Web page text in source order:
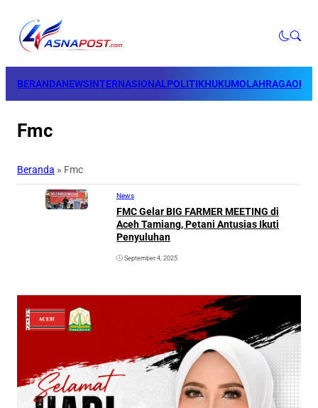
BERANDANEWSINTERNASIONALPOLITIKHUKUMOLAHRAGAOPINI
Fmc
Beranda » Fmc
News
FMC Gelar BIG FARMER MEETING di
Aceh Tamiang, Petani Antusias Ikuti
Penyuluhan
September 4, 2025